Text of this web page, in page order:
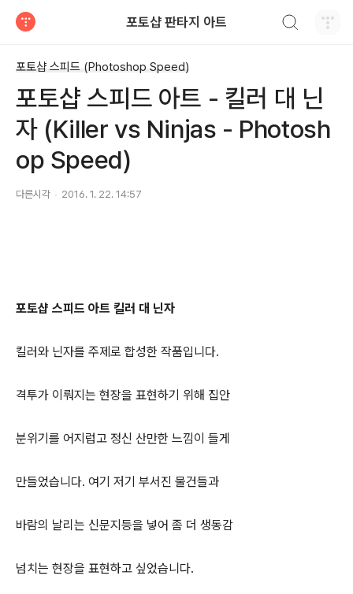
포토샵 판타지 아트
포토샵 스피드 (Photoshop Speed)
포토샵 스피드 아트 - 킬러 대 닌
자 (Killer vs Ninjas - Photosh
op Speed)
다른시각 2016. 1. 22. 14:57
포토샵 스피드 아트 킬러 대 닌자
킬러와 닌자를 주제로 합성한 작품입니다.
격투가 이뤄지는 현장을 표현하기 위해 집안
분위기를 어지럽고 정신 산만한 느낌이 들게
만들었습니다. 여기 저기 부서진 물건들과
바람의 날리는 신문지등을 넣어 좀 더 생동감
넘치는 현장을 표현하고 싶었습니다.